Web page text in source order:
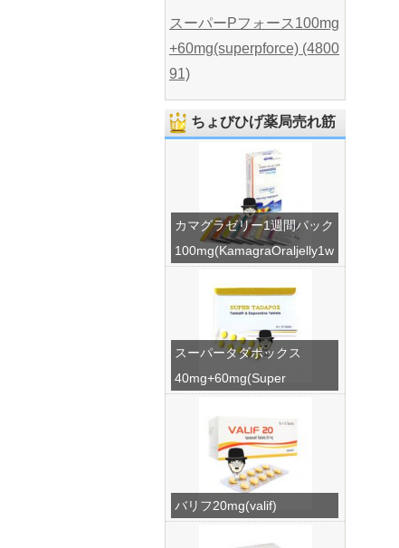
スーパーPフォース100mg
+60mg(superpforce) (4800
91)
ちょびひげ薬局売れ筋
カマグラゼリー1週間パック
100mg(KamagraOraljelly1w
スーパータダポックス
40mg+60mg(Super
バリフ20mg(valif)